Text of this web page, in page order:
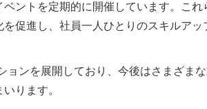
ントを定期的に開催しています。こ
促進し、社員一人ひとりのスキルア
ョンを展開しており、今後はさまざま
ります。